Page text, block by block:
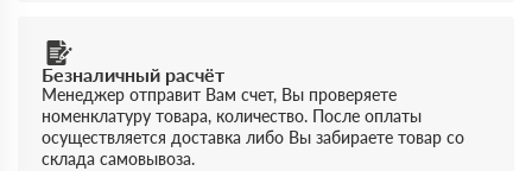
Безналичный расчёт
Менеджер отправит Вам счет, Вы проверяете
номенклатуру товара, количество. После оплаты
осуществляется доставка либо Вы забираете товар со
склада самовывоза.